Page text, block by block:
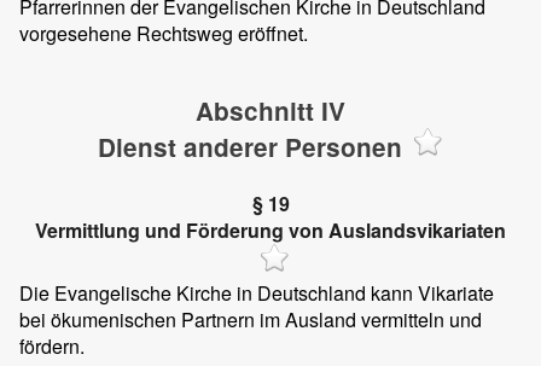
Pfarrerinnen der Evangelischen Kirche in Deutschland
vorgesehene Rechtsweg eröffnet.
Abschnitt IV
Dienst anderer Personen
§ 19
Vermittlung und Förderung von Auslandsvikariaten
Die Evangelische Kirche in Deutschland kann Vikariate
bei ökumenischen Partnern im Ausland vermitteln und
fördern.